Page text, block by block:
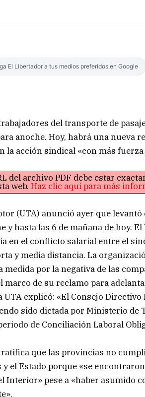
El Libertador a tus medios preferidos en Google
del transporte de
anoche. Hoy, habrá una nueva
la acción sindical «con más fuerza
del archivo PDF debe estar
web. Haz clic aquí para más
(UTA) anunció ayer que levantó
y hasta las 6 de mañana de hoy.
en el conflicto salarial entre el
y media distancia. La
por la negativa de las
marco de su reclamo para
UTA explicó: «El Consejo
sido dictada por Ministerio de
de Conciliación Laboral
que las provincias no
el Estado porque «se
Interior» pese a «haber asumido